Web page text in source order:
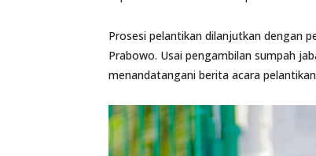
Prosesi pelantikan dilanjutkan dengan
Prabowo. Usai pengambilan sumpah
menandatangani berita acara